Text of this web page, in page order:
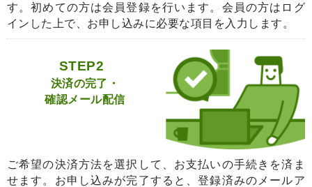
す。初めての方は会員登録を行います。会員の方はログ
インした上で、お申し込みに必要な項目を入力します。
STEP2
決済の完了・
確認メール配信
ご希望の決済方法を選択して、お支払いの手続きを済ま
せます。お申し込みが完了すると、登録済みのメールア